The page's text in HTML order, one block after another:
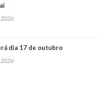
2026
dia 17 de outubro
2026